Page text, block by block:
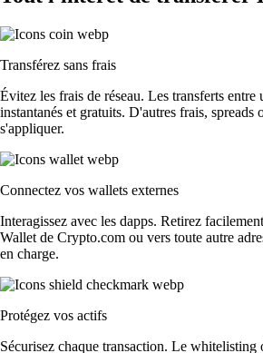
Transférez sans frais
Évitez les frais de réseau. Les transferts entre
instantanés et gratuits. D'autres frais, spreads
s'appliquer.
Connectez vos wallets externes
Interagissez avec les dapps. Retirez
Wallet de Crypto.com ou vers toute autre
en charge.
Protégez vos actifs
Sécurisez chaque transaction. Le whitelisting